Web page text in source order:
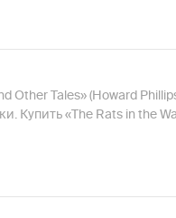
Other Tales» (Howard
Купить «The Rats in the